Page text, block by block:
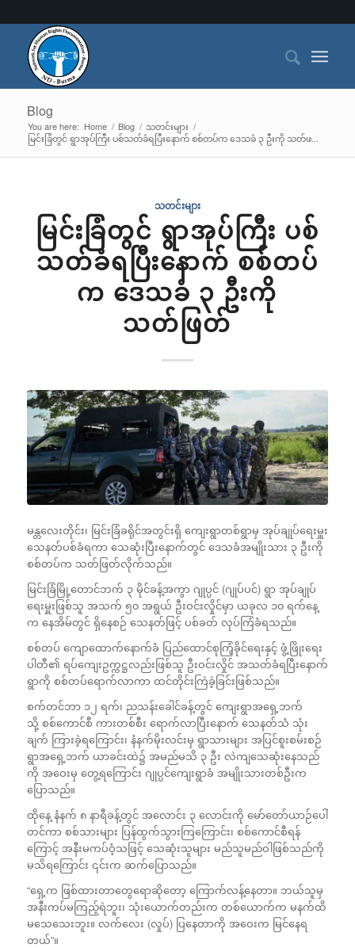
Blog
You are here: Home / Blog / သတင်းများ /
မြင်းခြံတွင် ရွာအုပ်ကြီး ပစ်သတ်ခံရပြီးနောက် စစ်တပ်က ဒေသခံ ၃ ဦးကို သတ်ဖ...
သတင်းများ
မြင်းခြံတွင် ရွာအုပ်ကြီး ပစ်
သတ်ခံရပြီးနောက် စစ်တပ်
က ဒေသခံ ၃ ဦးကို
သတ်ဖြတ်
မန္တလေးတိုင်း၊ မြင်းခြံခရိုင်အတွင်းရှိ ကျေးရွာတစ်ရွာမှ အုပ်ချုပ်ရေးမှူး
သေနတ်ပစ်ခံရကာ သေဆုံးပြီးနောက်တွင် ဒေသခံအမျိုးသား ၃ ဦးကို
စစ်တပ်က သတ်ဖြတ်လိုက်သည်။
မြင်းခြံမြို့တောင်ဘက် ၃ မိုင်ခန့်အကွာ ဂျုပ္ပင် (ဂျုပ်ပင်) ရွာ အုပ်ချုပ်
ရေးမှူးဖြစ်သူ အသက် ၅၀ အရွယ် ဦးဝင်းလှိုင်မှာ ယခုလ ၁၀ ရက်နေ့
က နေအိမ်တွင် ရှိနေစဉ် သေနတ်ဖြင့် ပစ်ခတ် လုပ်ကြံခံရသည်။
စစ်တပ် ကျောထောက်နောက်ခံ ပြည်ထောင်စုကြံ့ခိုင်ရေးနှင့် ဖွံ့ဖြိုးရေး
ပါတီ၏ ရပ်ကျေးဥက္ကဋ္ဌလည်းဖြစ်သူ ဦးဝင်းလှိုင် အသတ်ခံရပြီးနောက်
ရွာကို စစ်တပ်ရောက်လာကာ ထင်တိုင်းကြဲခဲ့ခြင်းဖြစ်သည်။
စက်တင်ဘာ ၁၂ ရက်၊ ညသန်းခေါင်ခန့်တွင် ကျေးရွာအရှေ့ဘက်
သို့ စစ်ကောင်စီ ကားတစ်စီး ရောက်လာပြီးနောက် သေနတ်သံ သုံး
ချက် ကြားခဲ့ရကြောင်း၊ နံနက်မိုးလင်းမှ ရွာသားများ အပြင်စူးစမ်းစဉ်
ရွာအရှေ့ဘက် ယာခင်းထဲ၌ အမည်မသိ ၃ ဦး လဲကျသေဆုံးနေသည်
ကို အဝေးမှ တွေ့ရကြောင်း ဂျုပ္ပင်ကျေးရွာခံ အမျိုးသားတစ်ဦးက
ပြောသည်။
ထိုနေ့ နံနက် ၈ နာရီခန့်တွင် အလောင်း ၃ လောင်းကို မော်တော်ယာဉ်ပေါ်
တင်ကာ စစ်သားများ ပြန်ထွက်သွားကြကြောင်း၊ စစ်ကောင်စီရန်
ကြောင့် အနီးမကပ်ဝံ့သဖြင့် သေဆုံးသူများ မည်သူမည်ဝါဖြစ်သည်ကို
မသိရကြောင်း ၎င်းက ဆက်ပြောသည်။
“ရှေ့က ဖြစ်ထားတာတွေရောဆိုတော့ ကြောက်လန့်နေတာ။ ဘယ်သူမှ
အနီးကပ်မကြည့်ရဲဘူး၊ သုံးယောက်တည်းက တစ်ယောက်က မနက်ထိ
မသေသေးဘူး။ လက်လေး (လှုပ်) ပြနေတာကို အဝေးက မြင်နေရ
တယ်”။